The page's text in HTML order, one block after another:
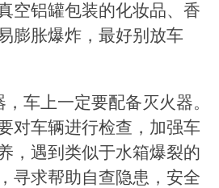
空铝罐包装的化妆品、香
膨胀爆炸，最好别放车
车上一定要配备灭火器。
对车辆进行检查，加强车
，遇到类似于水箱爆裂的
寻求帮助自查隐患，安全